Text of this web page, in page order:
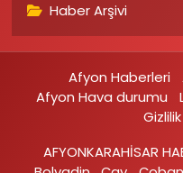
Haber Arşivi
Afyon Haberleri
Afyon Hava durumu
AFYONKARAHİSAR